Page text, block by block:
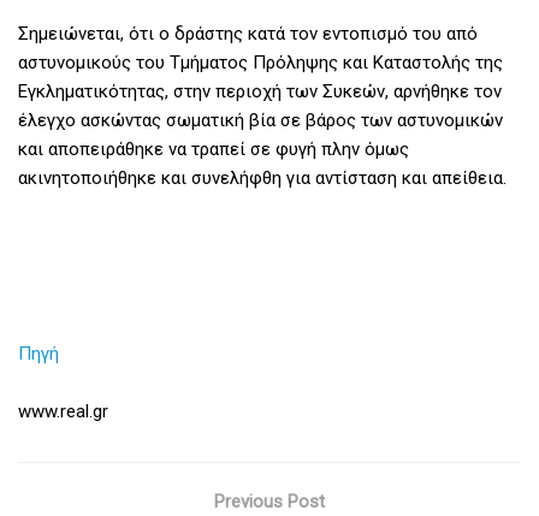
Σημειώνεται, ότι ο δράστης κατά τον εντοπισμό του από
αστυνομικούς του Τμήματος Πρόληψης και Καταστολής της
Εγκληματικότητας, στην περιοχή των Συκεών, αρνήθηκε τον
έλεγχο ασκώντας σωματική βία σε βάρος των αστυνομικών
και αποπειράθηκε να τραπεί σε φυγή πλην όμως
ακινητοποιήθηκε και συνελήφθη για αντίσταση και απείθεια.
Πηγή
www.real.gr
Previous Post